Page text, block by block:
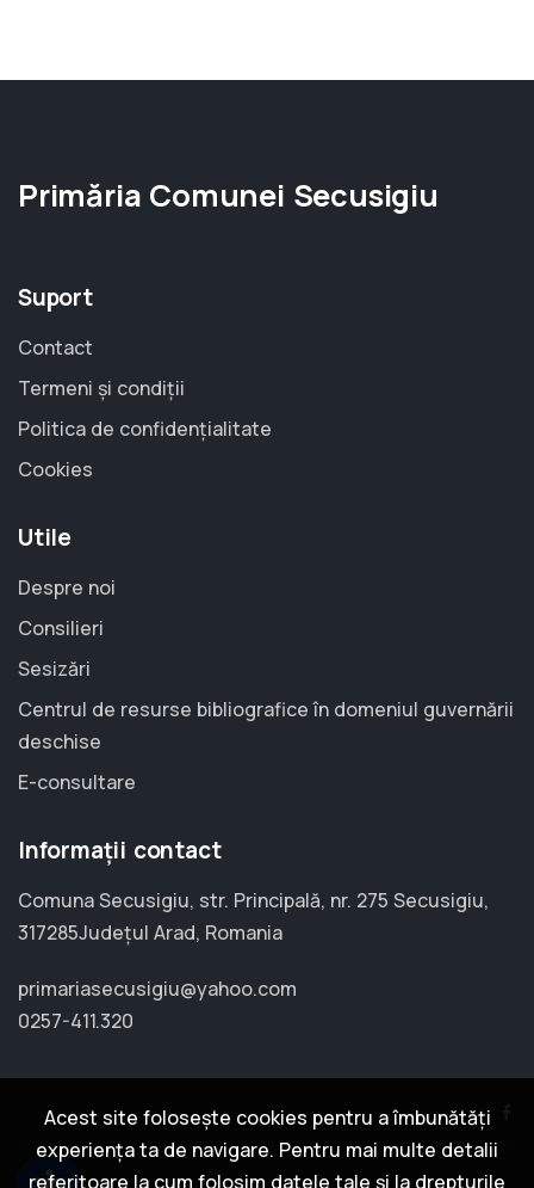
Primăria Comunei Secusigiu
Suport
Contact
Termeni și condiții
Politica de confidențialitate
Cookies
Utile
Despre noi
Consilieri
Sesizări
Centrul de resurse bibliografice în domeniul guvernării
deschise
E-consultare
Informații contact
Comuna Secusigiu, str. Principală, nr. 275 Secusigiu,
317285Județul Arad, Romania
primariasecusigiu@yahoo.com
0257-411.320
Acest site folosește cookies pentru a îmbunătăți
experiența ta de navigare. Pentru mai multe detalii
referitoare la cum folosim datele tale și la drepturile